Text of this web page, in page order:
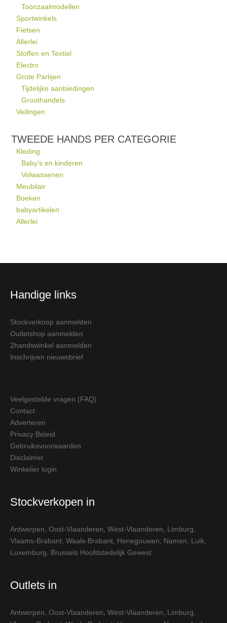
Toonzaalmodellen
Sportwinkels
Fietsen
Allerlei
Stoffen en Textiel
Electro
Grote Partijen
Tijdelijke aanbiedingen
Groothandels
Veilingen
TWEEDE HANDS PER CATEGORIE
Kleding
Baby's en kinderen
Volwassenen
Meubilair
Boeken
babyartikelen
Allerlei
Handige links
Stockverkoop aanmelden
Outletshop aanmelden
2handswinkel aanmelden
Inschrijven nieuwsbrief
Veelgestelde vragen (FAQ)
Contact
Adverteren
Privacy Beleid
Gebruiksvoorwaarden
Disclaimer
Winkelier login
Stockverkopen in
Antwerpen Oost-Vlaanderen West-Vlaanderen Limburg
Vlaams-Brabant Waals-Brabant Henegouwen Namen Luik
Luxemburg
Brussels Hoofdstedelijk Gewest
Outlets in
Antwerpen Oost-Vlaanderen West-Vlaanderen Limburg